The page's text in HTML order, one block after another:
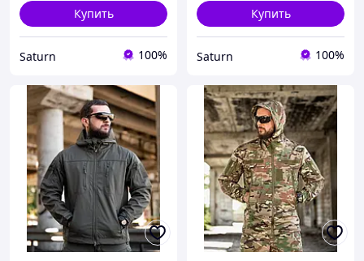
Купить
Saturn 100%
Купить
Saturn 100%